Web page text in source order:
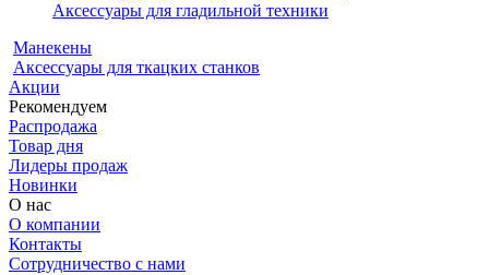
Аксессуары для гладильной техники
Манекены
Аксессуары для ткацких станков
Акции
Рекомендуем
Распродажа
Товар дня
Лидеры продаж
Новинки
О нас
О компании
Контакты
Сотрудничество с нами